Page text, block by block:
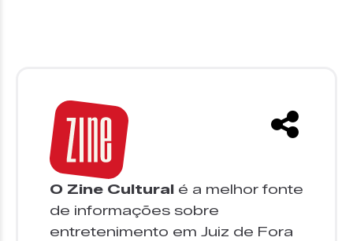
O Zine Cultural é a melhor fonte
de informações sobre
entretenimento em Juiz de Fora